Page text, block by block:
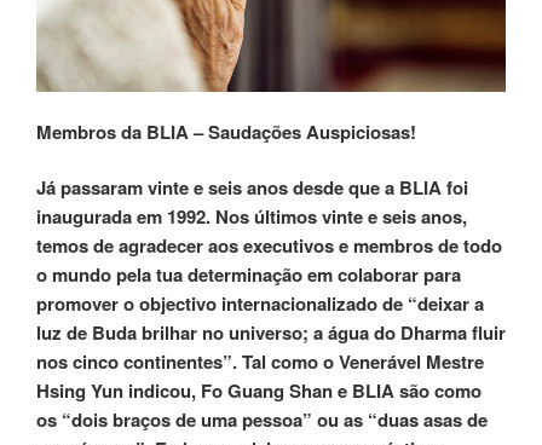
Membros da BLIA – Saudações Auspiciosas!
Já passaram vinte e seis anos desde que a BLIA foi
inaugurada em 1992. Nos últimos vinte e seis anos,
temos de agradecer aos executivos e membros de todo
o mundo pela tua determinação em colaborar para
promover o objectivo internacionalizado de “deixar a
luz de Buda brilhar no universo; a água do Dharma fluir
nos cinco continentes”. Tal como o Venerável Mestre
Hsing Yun indicou, Fo Guang Shan e BLIA são como
os “dois braços de uma pessoa” ou as “duas asas de